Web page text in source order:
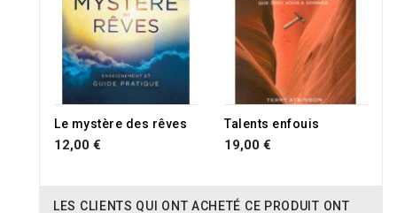
Le mystère des rêves
12,00 €
Talents enfouis
19,00 €
LES CLIENTS QUI ONT ACHETÉ CE PRODUIT ONT